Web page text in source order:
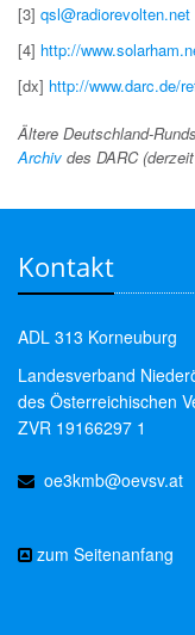
[3] qsl@radiorevolten.net
[4] http://
[dx] http://www.darc.de/
Ältere Deutschland-
Archiv des DARC
Kontakt
ADL 313 Korneuburg
Landesverband
des Österreichischen
ZVR 19166297 1
oe3kmb@oevsv.at
zum Seitenanfang